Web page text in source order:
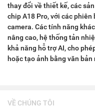
thay đổi về thiết kế, các
chip A18 Pro, với các phiên
camera. Các tính năng
nâng cao, hệ thống tản
khả năng hỗ trợ AI, cho
hoặc tạo ảnh bằng văn
VỀ CHÚNG TÔI